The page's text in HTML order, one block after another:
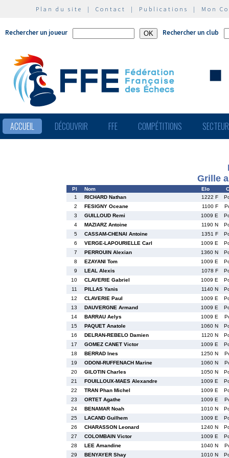
Plan du site | Contact | Publications | Mon
Rechercher un joueur Rechercher un club
ACCUEIL DÉCOUVRIR FFE COMPÉTITIONS
Grille
Pl Nom Elo
1
RICHARD Nathan 1222 F
2
FESIGNY Oceane 1100 F
3
GUILLOUD Remi 1009 E
4
MAZIARZ Antoine 1190 N
5
CASSAM-CHENAI Antoine 1351 F
6
VERGE-LAPOURIELLE Carl 1009 E
7
PERROUIN Alexian 1360 N
8
EZAYANI Tom 1009 E
9
LEAL Alexis 1078 F
10
CLAVERIE Gabriel 1009 E
11
PILLAS Yanis 1140 N
12
CLAVERIE Paul 1009 E
13
DAUVERGNE Armand 1009 E
14
BARRAU Aelys 1009 E
15
PAQUET Anatole 1060 N
16
DELRAN-REBELO Damien 1120 N
17
GOMEZ CANET Victor 1009 E
18
BERRAD Ines 1250 N
19
ODONI-RUFFENACH Marine 1060 N
20
GILOTIN Charles 1050 N
21
FOUILLOUX-MAES Alexandre 1009 E
22
TRAN Phan Michel 1009 E
23
ORTET Agathe 1009 E
24
BENAMAR Noah 1010 N
25
LACAND Guilhem 1009 E
26
CHARASSON Leonard 1240 N
27
COLOMBAIN Victor 1009 E
28
LEE Amandine 1040 N
29
BENYAYER Shay 1010 N